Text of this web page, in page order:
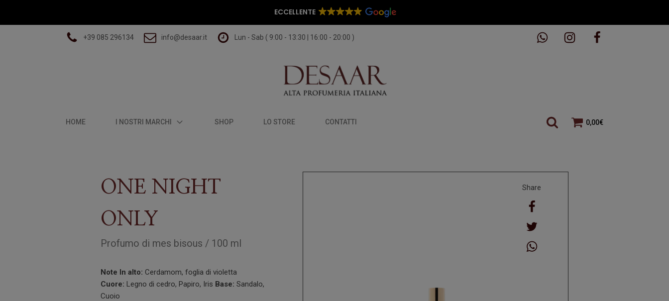
ECCELLENTE
+39 085 296134 info@desaar.it Lun - Sab ( 9:00 - 13:30 | 16:00 - 20:00 )
HOME I NOSTRI MARCHI SHOP LO STORE CONTATTI 0,00€
ONE NIGHT
ONLY
Profumo di mes bisous / 100 ml
Note In alto: Cerdamom, foglia di violetta
Cuore: Legno di cedro, Papiro, Iris Base: Sandalo,
Cuoio
Share